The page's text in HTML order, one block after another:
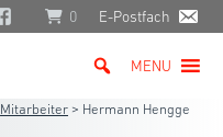
0 E-Postfach
MENU
Mitarbeiter > Hermann Hengge